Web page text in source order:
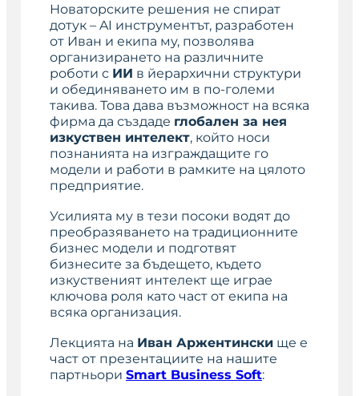
Новаторските решения не спират
дотук – AI инструментът, разработен
от Иван и екипа му, позволява
организирането на различните
роботи с ИИ в йерархични структури
и обединяването им в по-големи
такива. Това дава възможност на всяка
фирма да създаде глобален за нея
изкуствен интелект, който носи
познанията на изграждащите го
модели и работи в рамките на цялото
предприятие.
Усилията му в тези посоки водят до
преобразяването на традиционните
бизнес модели и подготвят
бизнесите за бъдещето, където
изкуственият интелект ще играе
ключова роля като част от екипа на
всяка организация.
Лекцията на Иван Аржентински ще е
част от презентациите на нашите
партньори Smart Business Soft: